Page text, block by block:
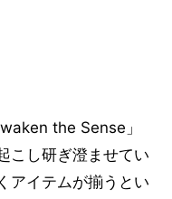
the Sense」
こし研ぎ澄ませてい
アイテムが揃うとい